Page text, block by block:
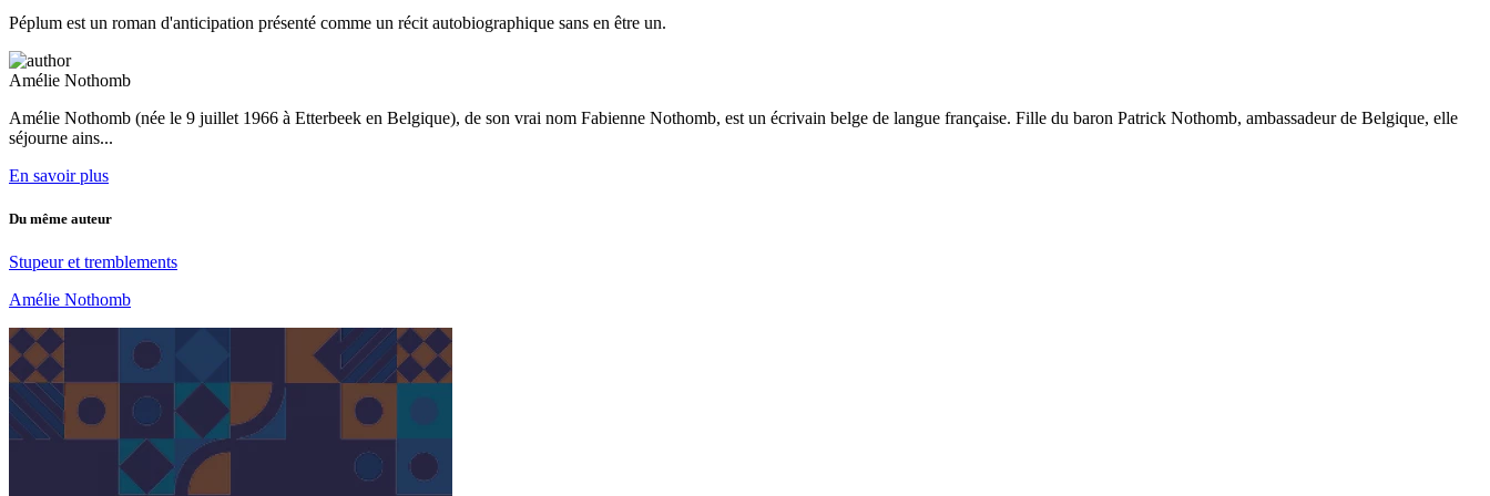
Péplum est un roman d'anticipation présenté comme un récit autobiographique sans en être un.
Amélie Nothomb
Amélie Nothomb (née le 9 juillet 1966 à Etterbeek en Belgique), de son vrai nom Fabienne Nothomb, est un écrivain belge de langue française. Fille du baron Patrick Nothomb, ambassadeur de Belgique, elle
séjourne ains...
En savoir plus
Du même auteur
Stupeur et tremblements
Amélie Nothomb